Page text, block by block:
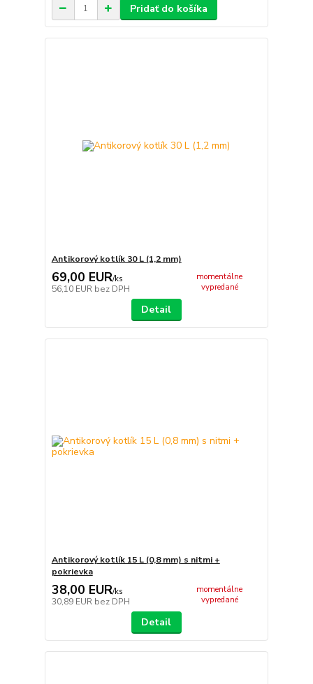
Pridať do košíka
Antikorový kotlík 30 L (1,2 mm)
69,00 EUR/ks
56,10 EUR bez DPH
momentálne
vypredané
Detail
Antikorový kotlík 15 L (0,8 mm) s nitmi +
pokrievka
38,00 EUR/ks
30,89 EUR bez DPH
momentálne
vypredané
Detail